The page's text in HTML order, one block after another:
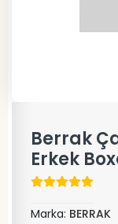
Berrak
Erkek
Marka: BERRAK